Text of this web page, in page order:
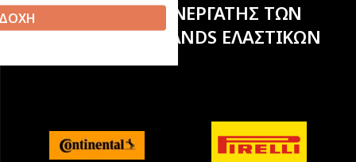
ΕΠΙΣΗΜΟΣ ΣΥΝΕΡΓΑΤΗΣ ΤΩΝ
ΚΟΡΥΦΑΙΩΝ BRANDS ΕΛΑΣΤΙΚΩΝ